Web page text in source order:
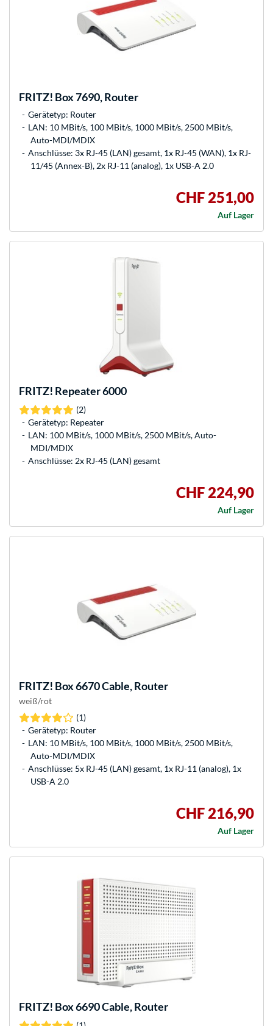
FRITZ! Box 7690, Router
Gerätetyp: Router
LAN: 10 MBit/s, 100 MBit/s, 1000 MBit/s, 2500 MBit/s,
Auto-MDI/MDIX
Anschlüsse: 3x RJ-45 (LAN) gesamt, 1x RJ-45 (WAN), 1x RJ-
11/45 (Annex-B), 2x RJ-11 (analog), 1x USB-A 2.0
CHF 251,00
Auf Lager
FRITZ! Repeater 6000
(2)
Gerätetyp: Repeater
LAN: 100 MBit/s, 1000 MBit/s, 2500 MBit/s, Auto-
MDI/MDIX
Anschlüsse: 2x RJ-45 (LAN) gesamt
CHF 224,90
Auf Lager
FRITZ! Box 6670 Cable, Router
weiß/rot
(1)
Gerätetyp: Router
LAN: 10 MBit/s, 100 MBit/s, 1000 MBit/s, 2500 MBit/s,
Auto-MDI/MDIX
Anschlüsse: 5x RJ-45 (LAN) gesamt, 1x RJ-11 (analog), 1x
USB-A 2.0
CHF 216,90
Auf Lager
FRITZ! Box 6690 Cable, Router